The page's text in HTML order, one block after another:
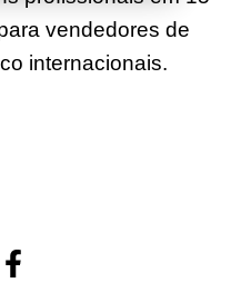
vendedores de
internacionais.